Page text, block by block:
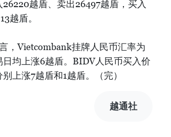
越盾、卖出26497越盾，买入
越盾。
，Vietcombank挂牌人民币汇率为
均上涨6越盾。BIDV人民币买入价
上涨7越盾和1越盾。（完）
越通社